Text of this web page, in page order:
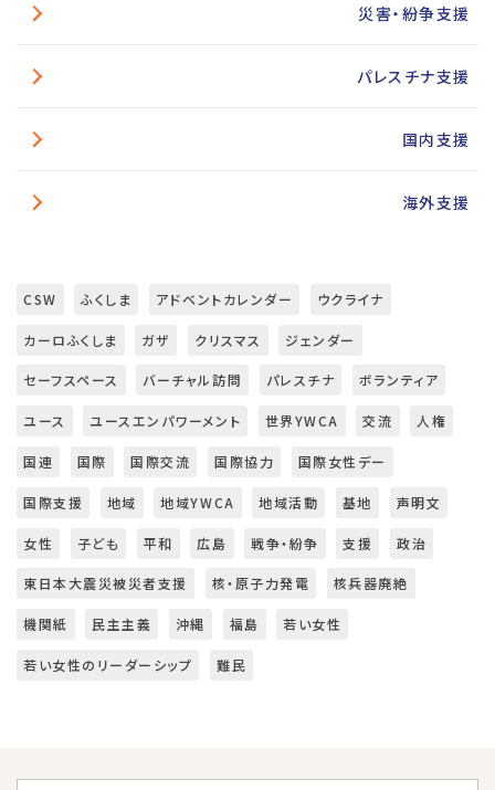
災害・紛争支援
パレスチナ支援
国内支援
海外支援
CSW ふくしま アドベントカレンダー ウクライナ
カーロふくしま ガザ クリスマス ジェンダー
セーフスペース バーチャル訪問 パレスチナ ボランティア
ユース ユースエンパワーメント 世界YWCA 交流 人権
国連 国際 国際交流 国際協力 国際女性デー
国際支援 地域 地域YWCA 地域活動 基地 声明文
女性 子ども 平和 広島 戦争・紛争 支援 政治
東日本大震災被災者支援 核・原子力発電 核兵器廃絶
機関紙 民主主義 沖縄 福島 若い女性
若い女性のリーダーシップ 難民